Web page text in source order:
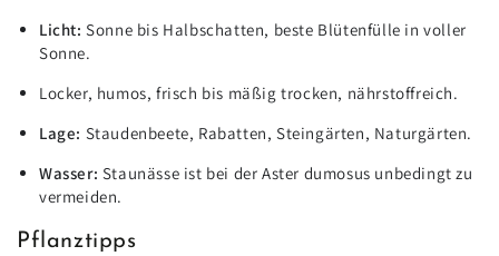
Licht: Sonne bis Halbschatten, beste Blütenfülle in voller
Sonne.
Locker, humos, frisch bis mäßig trocken, nährstoffreich.
Lage: Staudenbeete, Rabatten, Steingärten, Naturgärten.
Wasser: Staunässe ist bei der Aster dumosus unbedingt zu
vermeiden.
Pflanztipps